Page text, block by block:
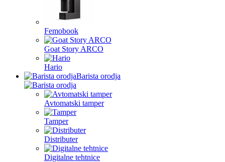
Femobook
Goat Story ARCO
Hario
Barista orodja
Avtomatski tamper
Tamper
Distributer
Digitalne tehtnice